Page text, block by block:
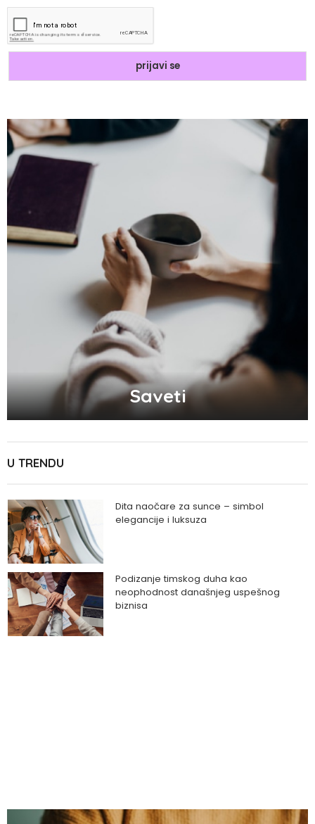
Saveti
U TRENDU
Dita naočare za sunce – simbol
elegancije i luksuza
Podizanje timskog duha kao
neophodnost današnjeg uspešnog
biznisa